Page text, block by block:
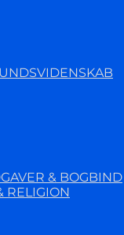
& BOGBIND
RELIGION